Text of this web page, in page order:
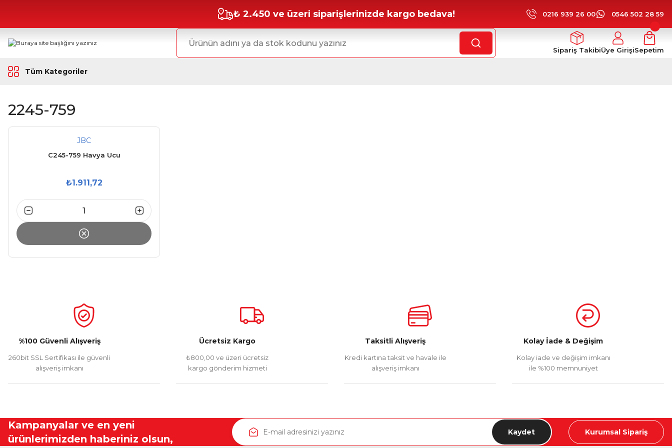
₺ 2.450 ve üzeri siparişlerinizde kargo bedava! 0216 939 26 00 0546 502 28 59
Sipariş TakibiÜye GirişiSepetim
Tüm Kategoriler
2245-759
JBC
C245-759 Havya Ucu
₺1.911,72
%100 Güvenli Alışveriş
260bit SSL Sertifikası ile güvenli
alışveriş imkanı
Ücretsiz Kargo
₺800,00 ve üzeri ücretsiz
kargo gönderim hizmeti
Taksitli Alışveriş
Kredi kartına taksit ve havale ile
alışveriş imkanı
Kolay İade & Değişim
Kolay iade ve değişim imkanı
ile %100 memnuniyet
Kampanyalar ve en yeni
ürünlerimizden haberiniz olsun,
Kaydet Kurumsal Sipariş